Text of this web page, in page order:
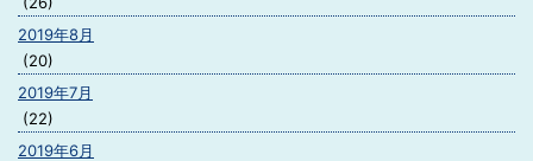
2019年8月
(20)
2019年7月
(22)
2019年6月